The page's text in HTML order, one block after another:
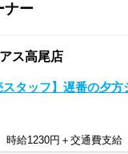
ナー
ス高尾店
スタッフ】遅番の夕
時給1230円＋交通費支給